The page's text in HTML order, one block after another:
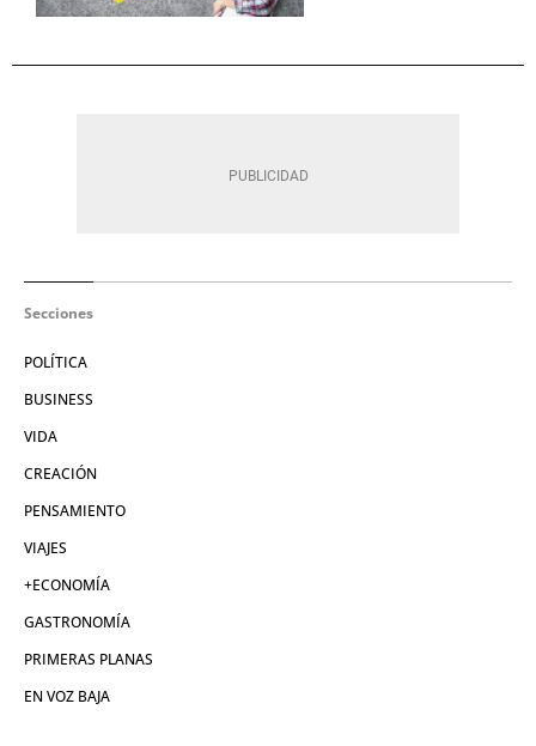
Secciones
POLÍTICA
BUSINESS
VIDA
CREACIÓN
PENSAMIENTO
VIAJES
+ECONOMÍA
GASTRONOMÍA
PRIMERAS PLANAS
EN VOZ BAJA